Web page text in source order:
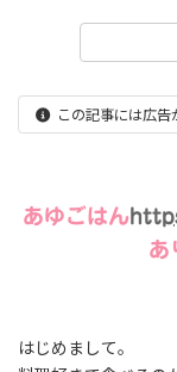
この記事には広告
あゆごはん
あ
はじめまして。